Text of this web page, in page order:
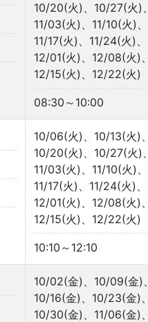
10/20(火)、10/27(火)、
11/03(火)、11/10(火)、
11/17(火)、11/24(火)、
12/01(火)、12/08(火)、
12/15(火)、12/22(火)
08:30～10:00
10/06(火)、10/13(火)、
10/20(火)、10/27(火)、
11/03(火)、11/10(火)、
11/17(火)、11/24(火)、
12/01(火)、12/08(火)、
12/15(火)、12/22(火)
10:10～12:10
10/02(金)、10/09(金)、
10/16(金)、10/23(金)、
10/30(金)、11/06(金)、